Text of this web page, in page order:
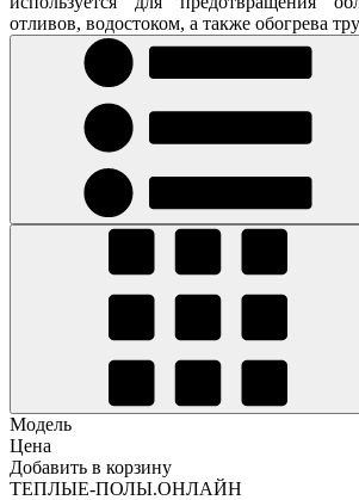
отливов, водостоком, а также обогрева
Модель
Цена
Добавить в корзину
ТЕПЛЫЕ-ПОЛЫ.ОНЛАЙН